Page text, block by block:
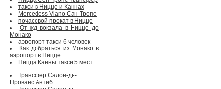
такси в Ницце и Каннах
Mercedess Viano Сан-Тропе
почасовой прокат в Ницце
От жд вокзала в Ницце до
Монако
аэропорт такси 6 человек
Как добраться из Монако в
аэропорт в Ницце
Ницца Канны такси 5 мест
Трансфер Салон-де-
Прованс Антиб